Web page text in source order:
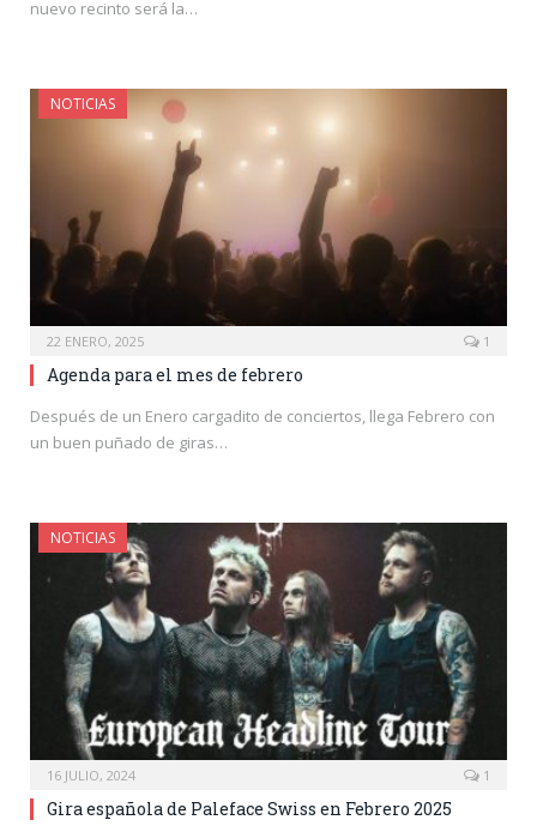
nuevo recinto será la…
NOTICIAS
22 ENERO, 2025 1
Agenda para el mes de febrero
Después de un Enero cargadito de conciertos, llega Febrero con
un buen puñado de giras…
NOTICIAS
16 JULIO, 2024 1
Gira española de Paleface Swiss en Febrero 2025